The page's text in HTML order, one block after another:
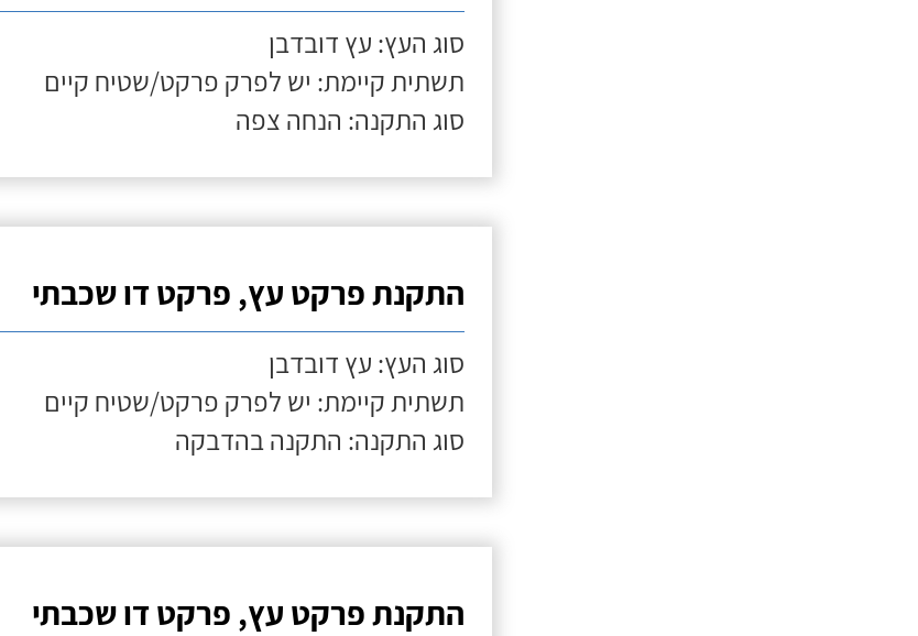
סוג העץ: עץ דובדבן
תשתית קיימת: יש לפרק פרקט/שטיח קיים
סוג התקנה: הנחה צפה
התקנת פרקט עץ, פרקט דו שכבתי
סוג העץ: עץ דובדבן
תשתית קיימת: יש לפרק פרקט/שטיח קיים
סוג התקנה: התקנה בהדבקה
התקנת פרקט עץ, פרקט דו שכבתי